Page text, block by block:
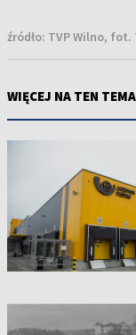
źródło: TVP Wilno, fot.
WIĘCEJ NA TEN